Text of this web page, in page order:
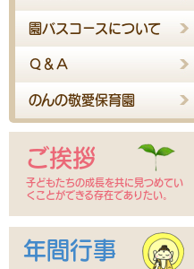
園バスコースについて
Ｑ＆Ａ
のんの敬愛保育園
ご挨拶
子どもたちの成長を共に見つめてい
くことができる存在でありたい。
年間行事